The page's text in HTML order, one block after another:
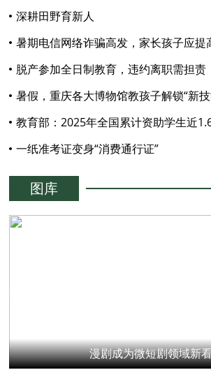
深耕田野育新人
暑期电信网络诈骗高发，家长孩子应提
脱产参加全日制教育，违约离职需担责
暑假，重庆各大博物馆教孩子解锁“新
教育部：2025年全国累计资助学生近
一纸准考证变身“消费通行证”
图库
年轻观众与演艺新